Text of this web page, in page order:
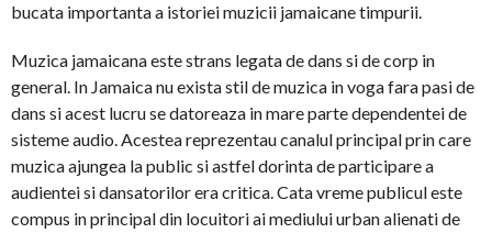
bucata importanta a istoriei muzicii jamaicane timpurii.
Muzica jamaicana este strans legata de dans si de corp in
general. In Jamaica nu exista stil de muzica in voga fara pasi de
dans si acest lucru se datoreaza in mare parte dependentei de
sisteme audio. Acestea reprezentau canalul principal prin care
muzica ajungea la public si astfel dorinta de participare a
audientei si dansatorilor era critica. Cata vreme publicul este
compus in principal din locuitori ai mediului urban alienati de